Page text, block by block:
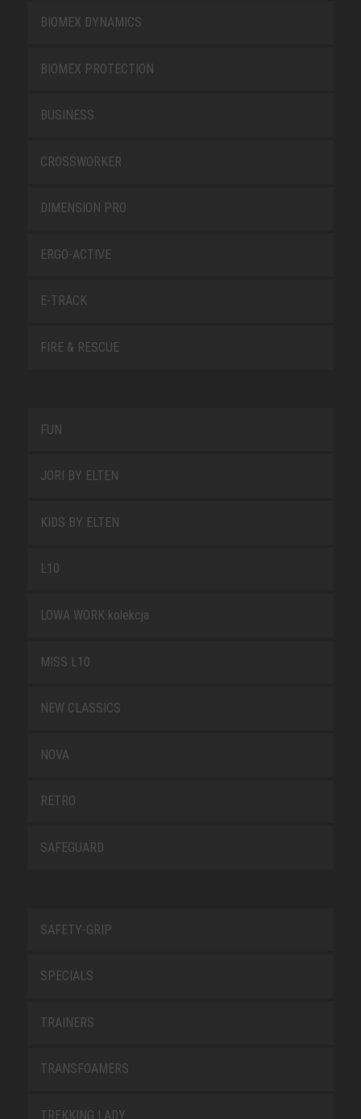
BIOMEX DYNAMICS
BIOMEX PROTECTION
BUSINESS
CROSSWORKER
DIMENSION PRO
ERGO-ACTIVE
E-TRACK
FIRE & RESCUE
FUN
JORI BY ELTEN
KIDS BY ELTEN
L10
LOWA WORK kolekcja
MISS L10
NEW CLASSICS
NOVA
RETRO
SAFEGUARD
SAFETY-GRIP
SPECIALS
TRAINERS
TRANSFOAMERS
TREKKING LADY